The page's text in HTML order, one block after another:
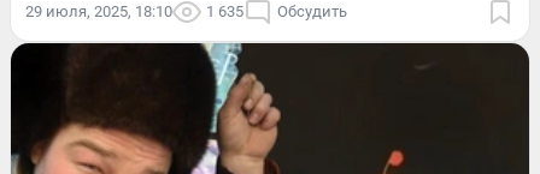
29 июля, 2025, 18:10 1 635 Обсудить